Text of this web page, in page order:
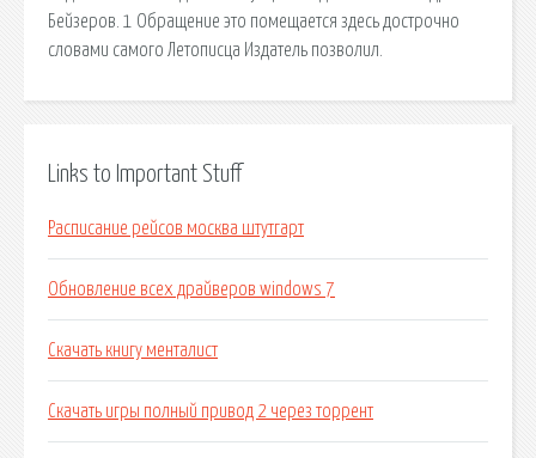
Бейзеров. 1 Обращение это помещается здесь дострочно
словами самого Летописца Издатель позволил.
Links to Important Stuff
Расписание рейсов москва штутгарт
Обновление всех драйверов windows 7
Скачать книгу менталист
Скачать игры полный привод 2 через торрент